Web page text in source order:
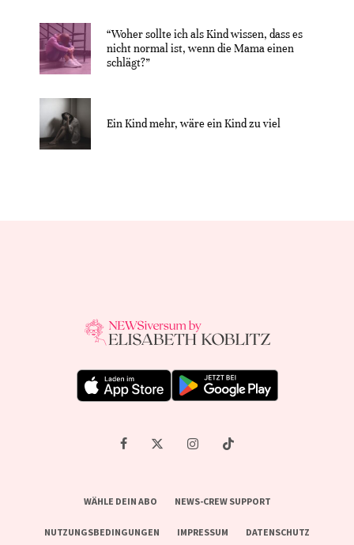
“Woher sollte ich als Kind wissen, dass es
nicht normal ist, wenn die Mama einen
schlägt?”
Ein Kind mehr, wäre ein Kind zu viel
WÄHLE DEIN ABO NEWS-CREW SUPPORT
NUTZUNGSBEDINGUNGEN IMPRESSUM DATENSCHUTZ